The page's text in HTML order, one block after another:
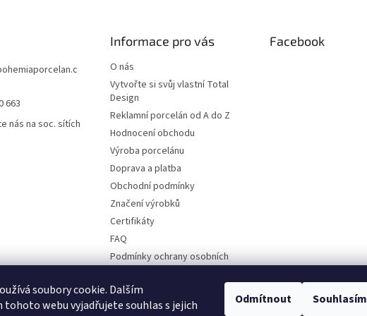
soubory cookie. Dalším
tohoto webu vyjadřujete souhlas s jejich
Odmítnout Souhlasím
663
nás na soc. sítích
Informace pro vás
O nás
Vytvořte si svůj vlastní Total
Design
Reklamní porcelán od A do Z
Hodnocení obchodu
Výroba porcelánu
Doprava a platba
Obchodní podmínky
Značení výrobků
Certifikáty
FAQ
Podmínky ochrany osobních
údajů
Ruční malba
Kontakty
Facebook